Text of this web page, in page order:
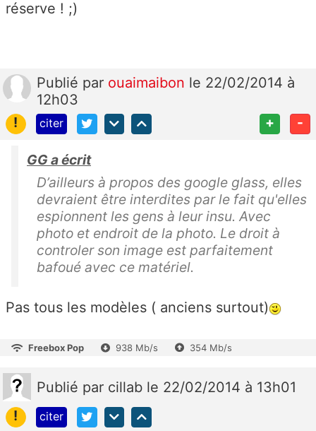
réserve ! ;)
Publié par ouaimaibon le 22/02/2014 à
12h03
!
citer + -
GG a écrit
D’ailleurs à propos des google glass, elles
devraient être interdites par le fait qu'elles
espionnent les gens à leur insu. Avec
photo et endroit de la photo. Le droit à
controler son image est parfaitement
bafoué avec ce matériel.
Pas tous les modèles ( anciens surtout)
Freebox Pop 938 Mb/s 354 Mb/s
Publié par cillab le 22/02/2014 à 13h01
!
citer